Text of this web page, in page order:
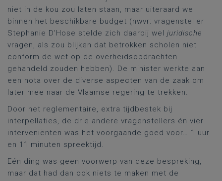
niet in de kou zou laten staan, maar uiteraard wel
binnen het beschikbare budget (nwvr: vragensteller
Stephanie D’Hose stelde zich daarbij wel juridische
vragen, als zou blijken dat betrokken scholen niet
conform de wet op de overheidsopdrachten
gehandeld zouden hebben). De minister werkte aan
een nota over de diverse aspecten van de zaak om
later mee naar de Vlaamse regering te trekken.
Door het reglementaire, extra tijdbestek bij
interpellaties, de drie andere vragenstellers én vier
interveniënten was het voorgaande goed voor… 1 uur
en 11 minuten spreektijd.
Eén ding was geen voorwerp van deze bespreking,
maar dat had dan ook niets te maken met de